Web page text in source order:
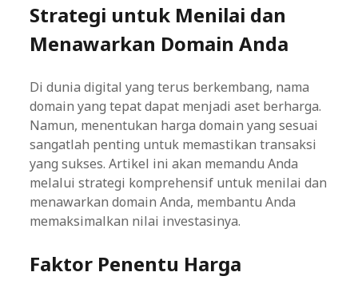
Strategi untuk Menilai dan
Menawarkan Domain Anda
Di dunia digital yang terus berkembang, nama
domain yang tepat dapat menjadi aset berharga.
Namun, menentukan harga domain yang sesuai
sangatlah penting untuk memastikan transaksi
yang sukses. Artikel ini akan memandu Anda
melalui strategi komprehensif untuk menilai dan
menawarkan domain Anda, membantu Anda
memaksimalkan nilai investasinya.
Faktor Penentu Harga